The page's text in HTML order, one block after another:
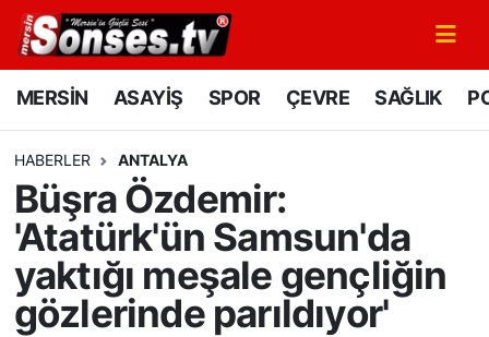
MERSİN ASAYİŞ SPOR ÇEVRE SAĞLIK
HABERLER ANTALYA
Büşra Özdemir:
'Atatürk'ün Samsun'da
yaktığı meşale gençliğin
gözlerinde parıldıyor'
MERSİN
SPOR
GÜNÜN MANŞETİ
DÜNYA
Mersin Nöbetçi Eczaneler
Mersin Namaz Vakitleri
Mersin Trafik Yoğunluk Haritası
Süper Lig Puan Durumu ve Fikstür